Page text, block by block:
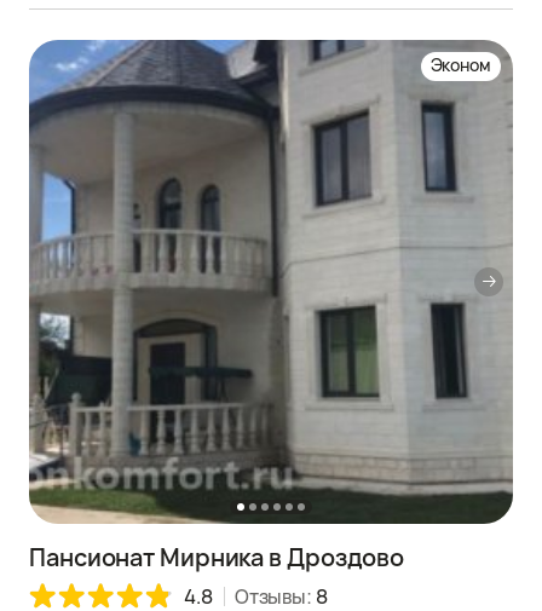
Эконом
Пансионат Мирника в Дроздово
4.8 Отзывы: 8